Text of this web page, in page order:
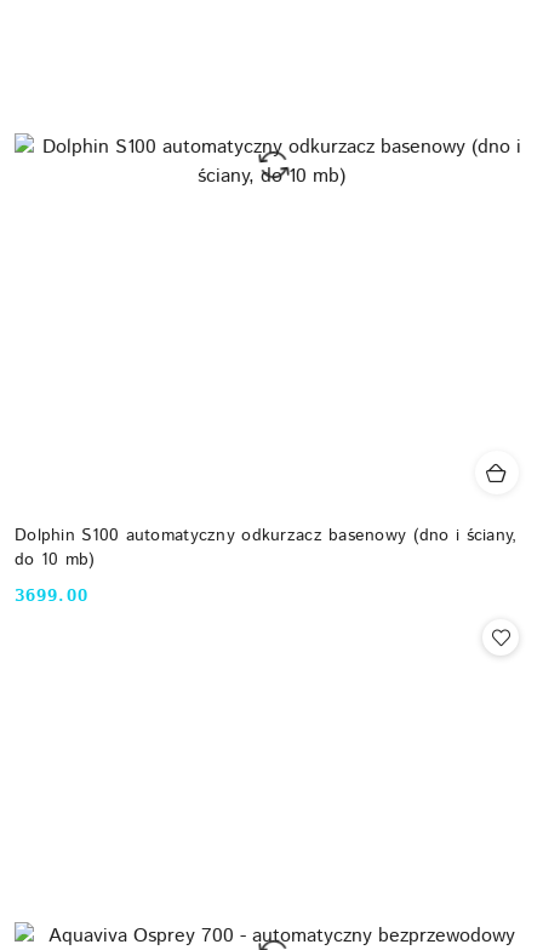
Dolphin S100 automatyczny odkurzacz basenowy (dno i ściany,
do 10 mb)
Cena:
3699.00